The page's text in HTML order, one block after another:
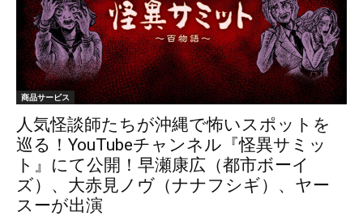
商品サービス
人気怪談師たちが沖縄で怖いスポットを
巡る！YouTubeチャンネル『怪異サミッ
ト』にて公開！早瀬康広（都市ボーイ
ズ）、大赤見ノヴ（ナナフシギ）、ヤー
スーが出演